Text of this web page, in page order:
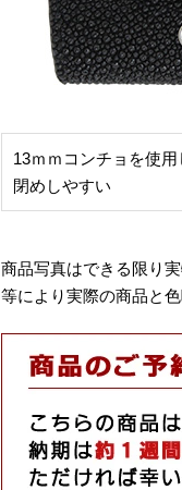
13ｍｍコンチョを使
閉めしやすい
商品写真はできる限り
等により実際の商品と